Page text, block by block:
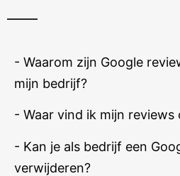
- Waarom zijn Google
mijn bedrijf?
- Waar vind ik mijn reviews
- Kan je als bedrijf een
verwijderen?